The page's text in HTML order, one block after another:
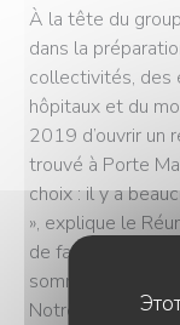
À la tête du
dans la
collectivités, des
hôpitaux et du
2019 d’ouvrir un
trouvé à Porte
choix : il y a
», explique le
de faire rayonner
sommes là pour
Notre savoir-faire